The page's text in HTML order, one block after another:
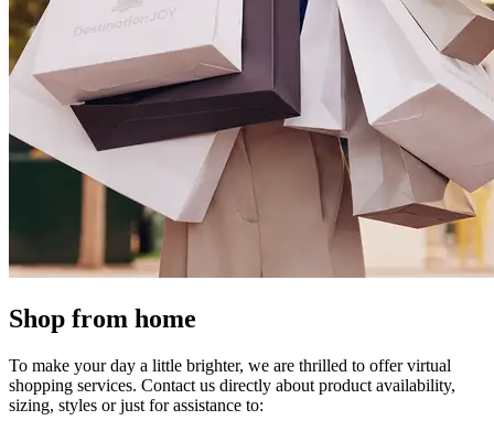
Shop from home
To make your day a little brighter, we are thrilled to offer virtual
shopping services. Contact us directly about product availability,
sizing, styles or just for assistance to: